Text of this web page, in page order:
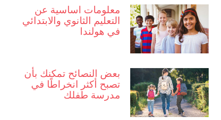
معلومات اساسية عن
التعليم الثانوي والابتدائي
في هولندا
بعض النصائح تمكنك بأن
تصبح أكثر انخراطًا في
مدرسة طفلك